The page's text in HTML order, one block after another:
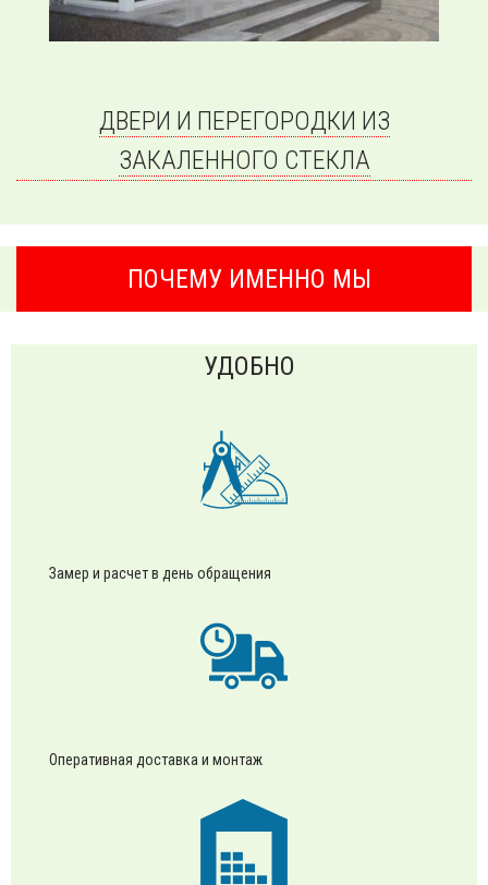
ДВЕРИ И ПЕРЕГОРОДКИ ИЗ
ЗАКАЛЕННОГО СТЕКЛА
ПОЧЕМУ ИМЕННО МЫ
УДОБНО
Замер и расчет в день обращения
Оперативная доставка и монтаж